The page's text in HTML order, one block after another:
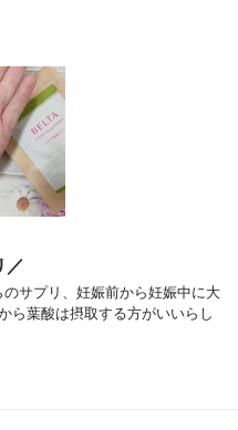
／
のサプリ、妊娠前から妊娠中に大
ら葉酸は摂取する方がいいらし